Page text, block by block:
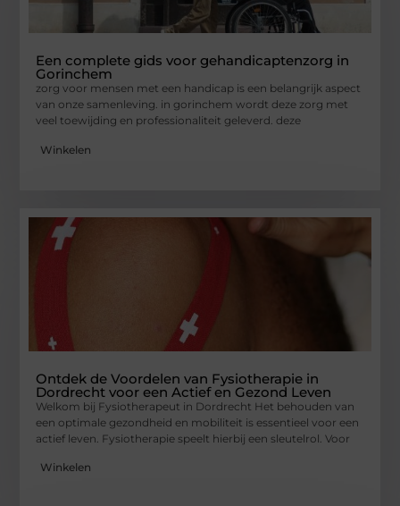
Een complete gids voor gehandicaptenzorg in
Gorinchem
zorg voor mensen met een handicap is een belangrijk aspect
van onze samenleving. in gorinchem wordt deze zorg met
veel toewijding en professionaliteit geleverd. deze
Winkelen
Ontdek de Voordelen van Fysiotherapie in
Dordrecht voor een Actief en Gezond Leven
Welkom bij Fysiotherapeut in Dordrecht Het behouden van
een optimale gezondheid en mobiliteit is essentieel voor een
actief leven. Fysiotherapie speelt hierbij een sleutelrol. Voor
Winkelen